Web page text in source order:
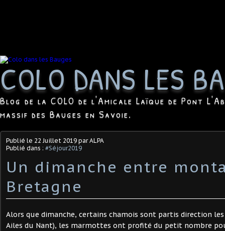
COLO DANS LES
Blog de la COLO de l'Amicale Laïque de Pont
massif des Bauges en Savoie.
Publié le 22 Juillet 2019 par ALPA
Publié dans : #Séjour2019
Un dimanche entre
Bretagne
Alors que dimanche, certains chamois sont partis direction les
Ailes du Nant), les marmottes ont profité du petit nombre